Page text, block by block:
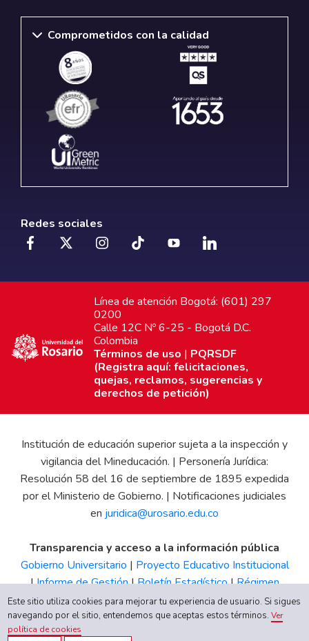
Comprometidos con la calidad
Redes sociales
Línea de atención Bogotá: (601) 297
0200
Calle 12C Nº 6-25 - Bogotá D.C.
Colombia
Términos de uso | PQRSDF
(Registra aquí: felicitaciones,
quejas, reclamos, sugerencias y
derechos de petición)
Institución de educación superior sujeta a la inspección y
vigilancia del Mineducación. | Personería Jurídica:
Resolución 58 del 16 de septiembre de 1895 expedida
por el Ministerio de Gobierno. | Notificaciones judiciales
en juridica@urosario.edu.co
Transparencia y acceso a la información pública
Gobierno Universitario | Proyecto Educativo Institucional
|Informe de Gestión|Boletín Estadístico|Régimen
Tributario|Estados Financieros |Código de Ética| Canal
de Integridad UR
Este sitio utiliza cookies para mejorar tu experiencia de usuario. Si sigues
navegando por el sitio, entendemos que aceptas estos términos.Ver
política de cookies